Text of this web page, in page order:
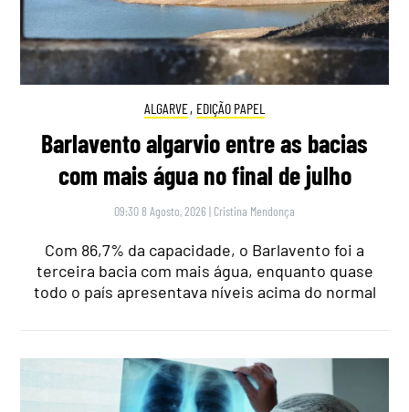
ALGARVE, EDIÇÃO PAPEL
Barlavento algarvio entre as bacias
com mais água no final de julho
09:30 8 Agosto, 2026 | Cristina Mendonça
Com 86,7% da capacidade, o Barlavento foi a
terceira bacia com mais água, enquanto quase
todo o país apresentava níveis acima do normal